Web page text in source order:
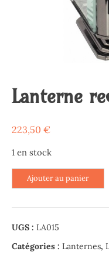
Lanterne
223,50 €
1 en stock
quantité
de
Ajouter au panier
UGS : LA015
Catégories : Lanternes,